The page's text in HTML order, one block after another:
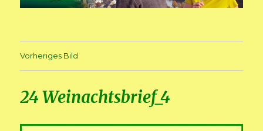
Vorheriges Bild
24 Weinachtsbrief_4